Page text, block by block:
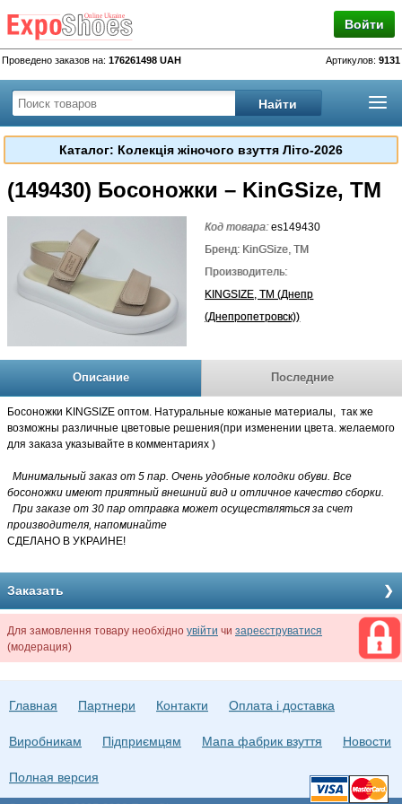
Войти
Проведено заказов на: 176261498 UAH Артикулов: 9131
Каталог: Колекція жіночого взуття Літо-2026
(149430) Босоножки – KinGSize, TM
Код товара:es149430
Бренд: KinGSize, TM
Производитель:
KINGSIZE, TM (Днепр
(Днепропетровск))
Описание Последние
Босоножки KINGSIZE оптом. Натуральные кожаные материалы, так же
возможны различные цветовые решения(при изменении цвета. желаемого
для заказа указывайте в комментариях )
Минимальный заказ от 5 пар. Очень удобные колодки обуви. Все
босоножки имеют приятный внешний вид и отличное качество сборки.
При заказе от 30 пар отправка может осуществляться за счет
производителя, напоминайте
СДЕЛАНО В УКРАИНЕ!
Заказать
Для замовлення товару необхідно увійти чи зареєструватися
(модерация)
Главная Партнери Контакти Оплата і доставка
Виробникам Підприємцям Мапа фабрик взуття Новости
Полная версия